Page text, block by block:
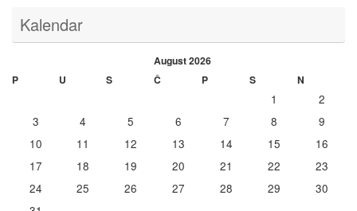
Kalendar
August 2026
P
U S Č P S N
1
2
3
4 5 6 7 8
9
10
11 12 13 14 15
16
17
18 19 20 21 22
23
24
25 26 27 28 29
30